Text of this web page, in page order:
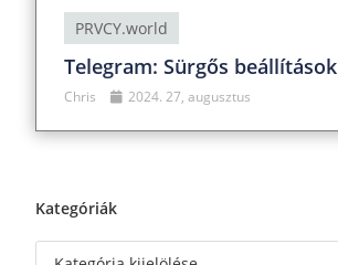
PRVCY.world
Telegram: Sürgős beállítások
Chris 2024. 27, augusztus
Kategóriák